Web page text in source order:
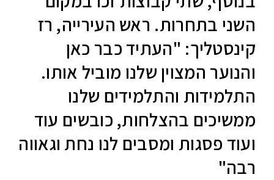
השני בתחרות. ראש העירייה, רז
קינסטליך: "העתיד כבר כאן
והנוער המצוין שלנו מוביל אותו.
התלמידות והתלמידים שלנו
ממשיכים בהצלחות, כובשים עוד
ועוד פסגות ומסבים לנו נחת וגאווה
רבה"